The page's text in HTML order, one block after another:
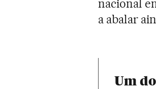
nacional
a abalar
Um